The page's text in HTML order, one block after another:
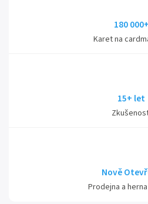
180 000+
Karet na
15+ let
Nově
Prodejna a